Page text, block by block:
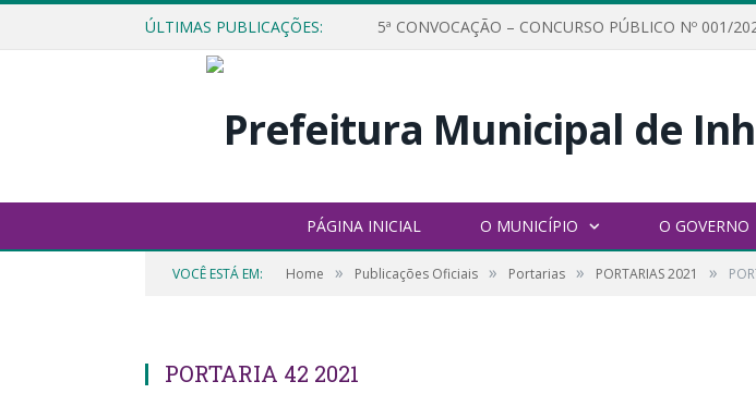
ÚLTIMAS PUBLICAÇÕES: 5ª CONVOCAÇÃO – CONCURSO PÚBLICO Nº 001/
PÁGINA INICIAL O MUNICÍPIO O GOVERNO
VOCÊ ESTÁ EM: Home » Publicações Oficiais » Portarias » PORTARIAS 2021 »
PORTARIA 42 2021